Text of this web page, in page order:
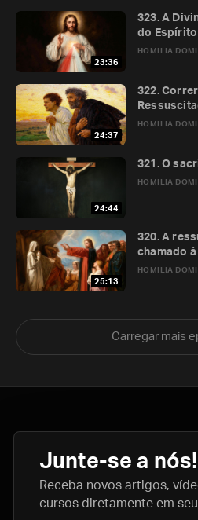
23:36
HOMILIA
323. A
do Espírito
24:37
HOMILIA
322.
24:44
HOMILIA
321. O
25:13
HOMILIA
320. A
chamado
Carregar mais
Junte-se a nós!
Receba novos artigos,
cursos diretamente em